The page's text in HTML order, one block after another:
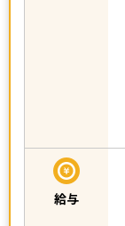
給与